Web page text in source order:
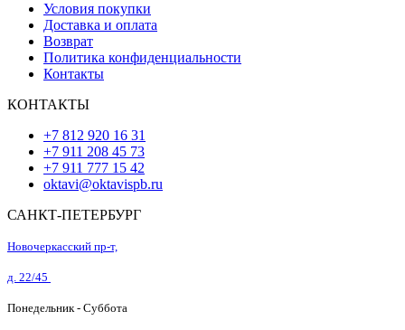
Условия покупки
Доставка и оплата
Возврат
Политика конфиденциальности
Контакты
КОНТАКТЫ
+7 812 920 16 31
+7 911 208 45 73
+7 911 777 15 42
oktavi@oktavispb.ru
САНКТ-ПЕТЕРБУРГ
Новочеркасский пр-т,
д. 22/45
Понедельник - Суббота